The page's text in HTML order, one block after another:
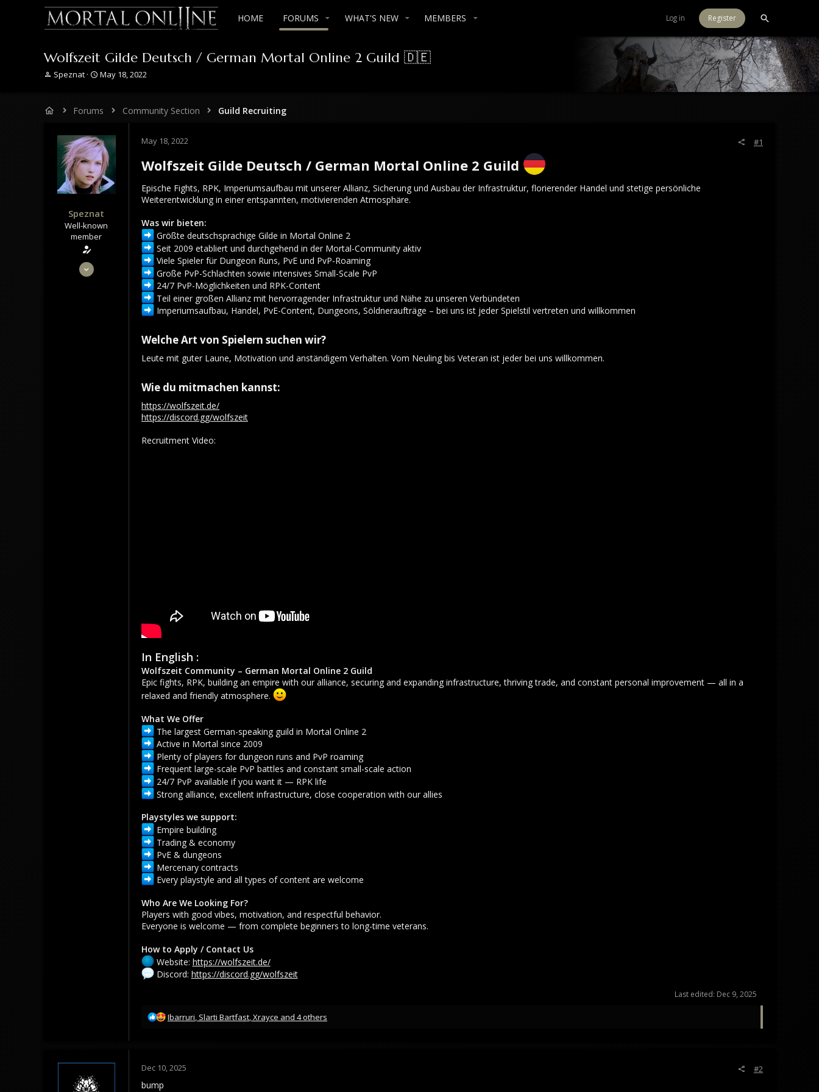
HOME FORUMS WHAT'S NEW MEMBERS Log in Register
Wolfszeit Gilde Deutsch / German Mortal Online 2 Guild 🇩🇪
T
e
Speznat
S
r
t
a
t
e
May 18, 2022
Forums Community Section Guild Recruiting
Speznat
Well-known
member
May 18, 2022 #1
Wolfszeit Gilde Deutsch / German Mortal Online 2 Guild
Epische Fights, RPK, Imperiumsaufbau mit unserer Allianz, Sicherung und Ausbau der Infrastruktur, florierender Handel und stetige persönliche
Weiterentwicklung in einer entspannten, motivierenden Atmosphäre.
Was wir bieten:
Größte deutschsprachige Gilde in Mortal Online 2
Seit 2009 etabliert und durchgehend in der Mortal-Community aktiv
Viele Spieler für Dungeon Runs, PvE und PvP-Roaming
Große PvP-Schlachten sowie intensives Small-Scale PvP
24/7 PvP-Möglichkeiten und RPK-Content
Teil einer großen Allianz mit hervorragender Infrastruktur und Nähe zu unseren Verbündeten
Imperiumsaufbau, Handel, PvE-Content, Dungeons, Söldneraufträge – bei uns ist jeder Spielstil vertreten und willkommen
Welche Art von Spielern suchen wir?​
Leute mit guter Laune, Motivation und anständigem Verhalten. Vom Neuling bis Veteran ist jeder bei uns willkommen.
Wie du mitmachen kannst:​
https://wolfszeit.de/
https://discord.gg/wolfszeit
Recruitment Video:
In English :
Wolfszeit Community – German Mortal Online 2 Guild
Epic fights, RPK, building an empire with our alliance, securing and expanding infrastructure, thriving trade, and constant personal improvement — all in a
relaxed and friendly atmosphere.
What We Offer
The largest German-speaking guild in Mortal Online 2
Active in Mortal since 2009
Plenty of players for dungeon runs and PvP roaming
Frequent large-scale PvP battles and constant small-scale action
24/7 PvP available if you want it — RPK life
Strong alliance, excellent infrastructure, close cooperation with our allies
Playstyles we support:
Empire building
Trading & economy
PvE & dungeons
Mercenary contracts
Every playstyle and all types of content are welcome
Who Are We Looking For?
Players with good vibes, motivation, and respectful behavior.
Everyone is welcome — from complete beginners to long-time veterans.
How to Apply / Contact Us
Website: https://wolfszeit.de/
Discord: https://discord.gg/wolfszeit
Last edited: Dec 9, 2025
R
i
Ibarruri, Slarti Bartfast,Xrayce and 4 others
Dec 10, 2025 #2
bump